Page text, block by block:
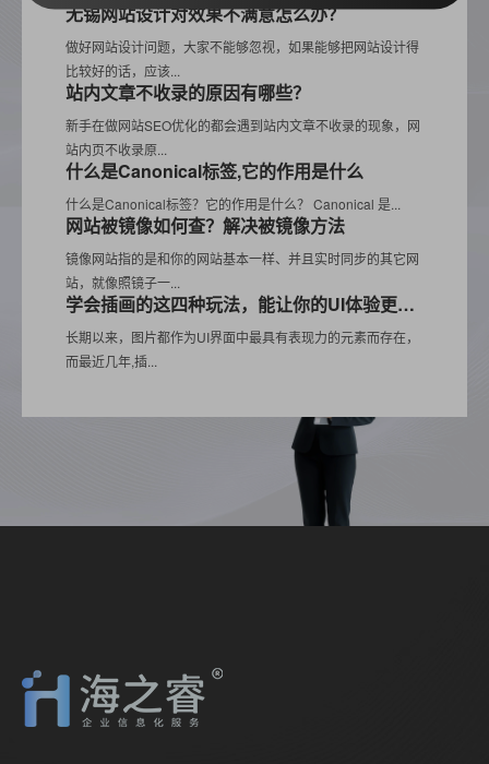
无锡网站设计对效果不满意怎么办？
做好网站设计问题，大家不能够忽视，如果能够把网站设计得
比较好的话，应该...
站内文章不收录的原因有哪些？
新手在做网站SEO优化的都会遇到站内文章不收录的现象，网
站内页不收录原...
什么是Canonical标签,它的作用是什么
什么是Canonical标签？它的作用是什么？ Canonical 是...
网站被镜像如何查？解决被镜像方法
镜像网站指的是和你的网站基本一样、并且实时同步的其它网
站，就像照镜子一...
学会插画的这四种玩法，能让你的UI体验更优异
长期以来，图片都作为UI界面中最具有表现力的元素而存在，
而最近几年,插...